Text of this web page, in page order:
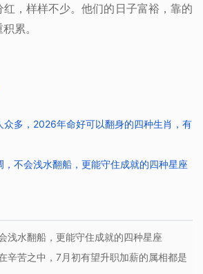
，样样不少。他们的日子富裕，靠的
累。
众多，2026年命好可以翻身的四种生肖，有
，不会浅水翻船，更能守住成就的四种星座
浅水翻船，更能守住成就的四种星座
辛苦之中，7月初有望升职加薪的属相都是